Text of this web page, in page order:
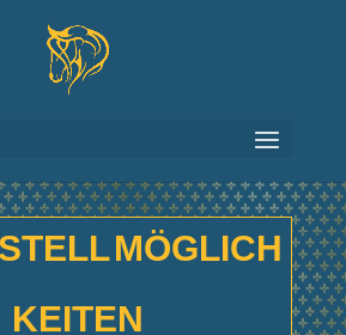
MÖGLICH
KEITEN